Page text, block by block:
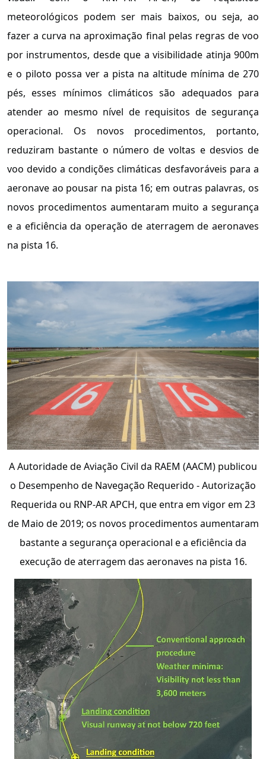
meteorológicos podem ser mais baixos, ou seja, ao
fazer a curva na aproximação final pelas regras de voo
por instrumentos, desde que a visibilidade atinja 900m
e o piloto possa ver a pista na altitude mínima de 270
pés, esses mínimos climáticos são adequados para
atender ao mesmo nível de requisitos de segurança
operacional. Os novos procedimentos, portanto,
reduziram bastante o número de voltas e desvios de
voo devido a condições climáticas desfavoráveis para a
aeronave ao pousar na pista 16; em outras palavras, os
novos procedimentos aumentaram muito a segurança
e a eficiência da operação de aterragem de aeronaves
na pista 16.
A Autoridade de Aviação Civil da RAEM (AACM) publicou
o Desempenho de Navegação Requerido - Autorização
Requerida ou RNP-AR APCH, que entra em vigor em 23
de Maio de 2019; os novos procedimentos aumentaram
bastante a segurança operacional e a eficiência da
execução de aterragem das aeronaves na pista 16.